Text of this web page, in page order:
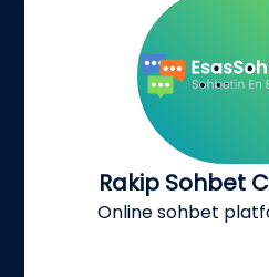
Rakip Sohbet
Online sohbet